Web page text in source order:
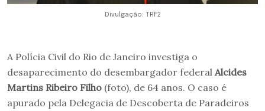
Divulgação: TRF2
A Polícia Civil do Rio de Janeiro investiga o
desaparecimento do desembargador federal Alcides
Martins Ribeiro Filho (foto), de 64 anos. O caso é
apurado pela Delegacia de Descoberta de Paradeiros